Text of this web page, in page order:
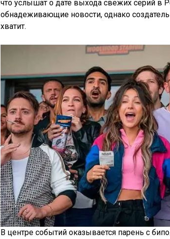
что услышат о дате выхода свежих серий в
обнадеживающие новости, однако
хватит.
В центре событий оказывается парень с